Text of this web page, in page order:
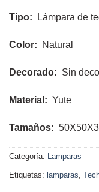
Tipo: Lámpara de
Color: Natural
Decorado: Sin
Material: Yute
Tamaños:
Categoría: Lamparas
Etiquetas: lamparas,